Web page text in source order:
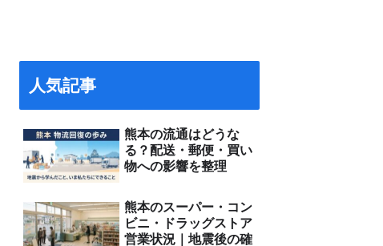
人気記事
熊本の流通はどうな
る？配送・郵便・買い
物への影響を整理
熊本のスーパー・コン
ビニ・ドラッグストア
営業状況｜地震後の確